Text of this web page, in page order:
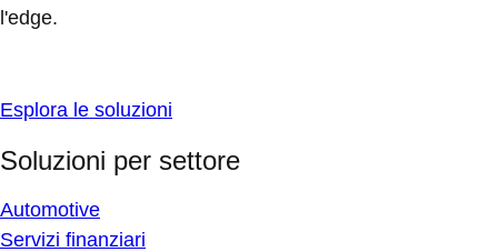
l'edge.
Esplora le soluzioni
Soluzioni per settore
Automotive
Servizi finanziari